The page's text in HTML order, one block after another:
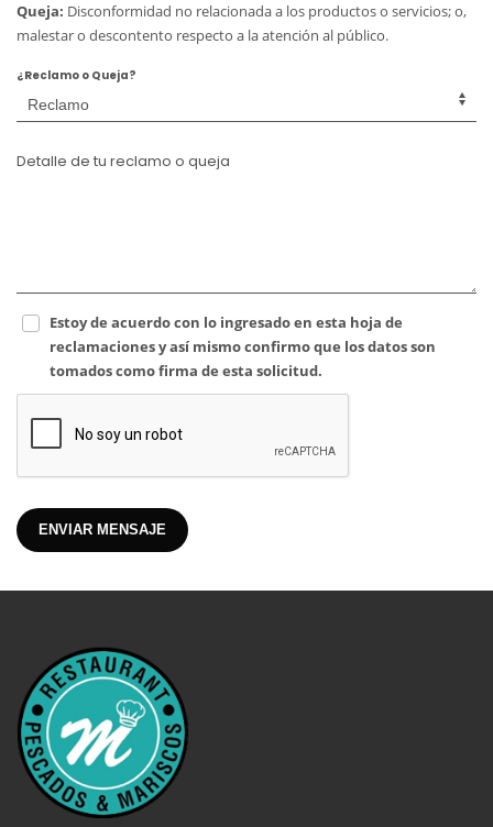
Queja: Disconformidad no relacionada a los productos o servicios; o,
malestar o descontento respecto a la atención al público.
¿Reclamo o Queja?
Detalle de tu reclamo o queja
Estoy de acuerdo con lo ingresado en esta hoja de
reclamaciones y así mismo confirmo que los datos son
tomados como firma de esta solicitud.
ENVIAR MENSAJE